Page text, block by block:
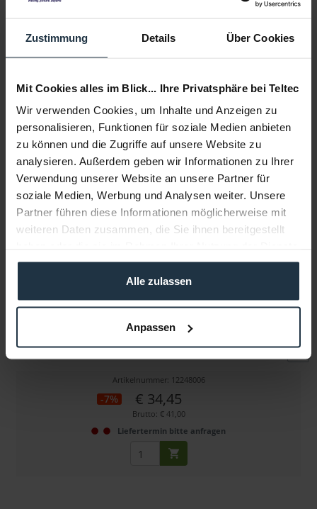
Zustimmung Details Über Cookies
Mit Cookies alles im Blick... Ihre Privatsphäre bei Teltec
Wir verwenden Cookies, um Inhalte und Anzeigen zu
personalisieren, Funktionen für soziale Medien anbieten
zu können und die Zugriffe auf unsere Website zu
analysieren. Außerdem geben wir Informationen zu Ihrer
Verwendung unserer Website an unsere Partner für
soziale Medien, Werbung und Analysen weiter. Unsere
Partner führen diese Informationen möglicherweise mit
weiteren Daten zusammen, die Sie ihnen bereitgestellt
gesammelt haben.
Alle zulassen
Anpassen
Infos zu Hersteller & Produktsicherheit
Folgende Infos zum Hersteller sind verfübar......
Weitere Artikel von Swit ansehen
7,2Volt Akku Mount für Canon DSLR-Serie (LP_E6)
Artikelnummer: 12248006
-7% € 34,45
Brutto: € 41,00
Liefertermin bitte anfragen